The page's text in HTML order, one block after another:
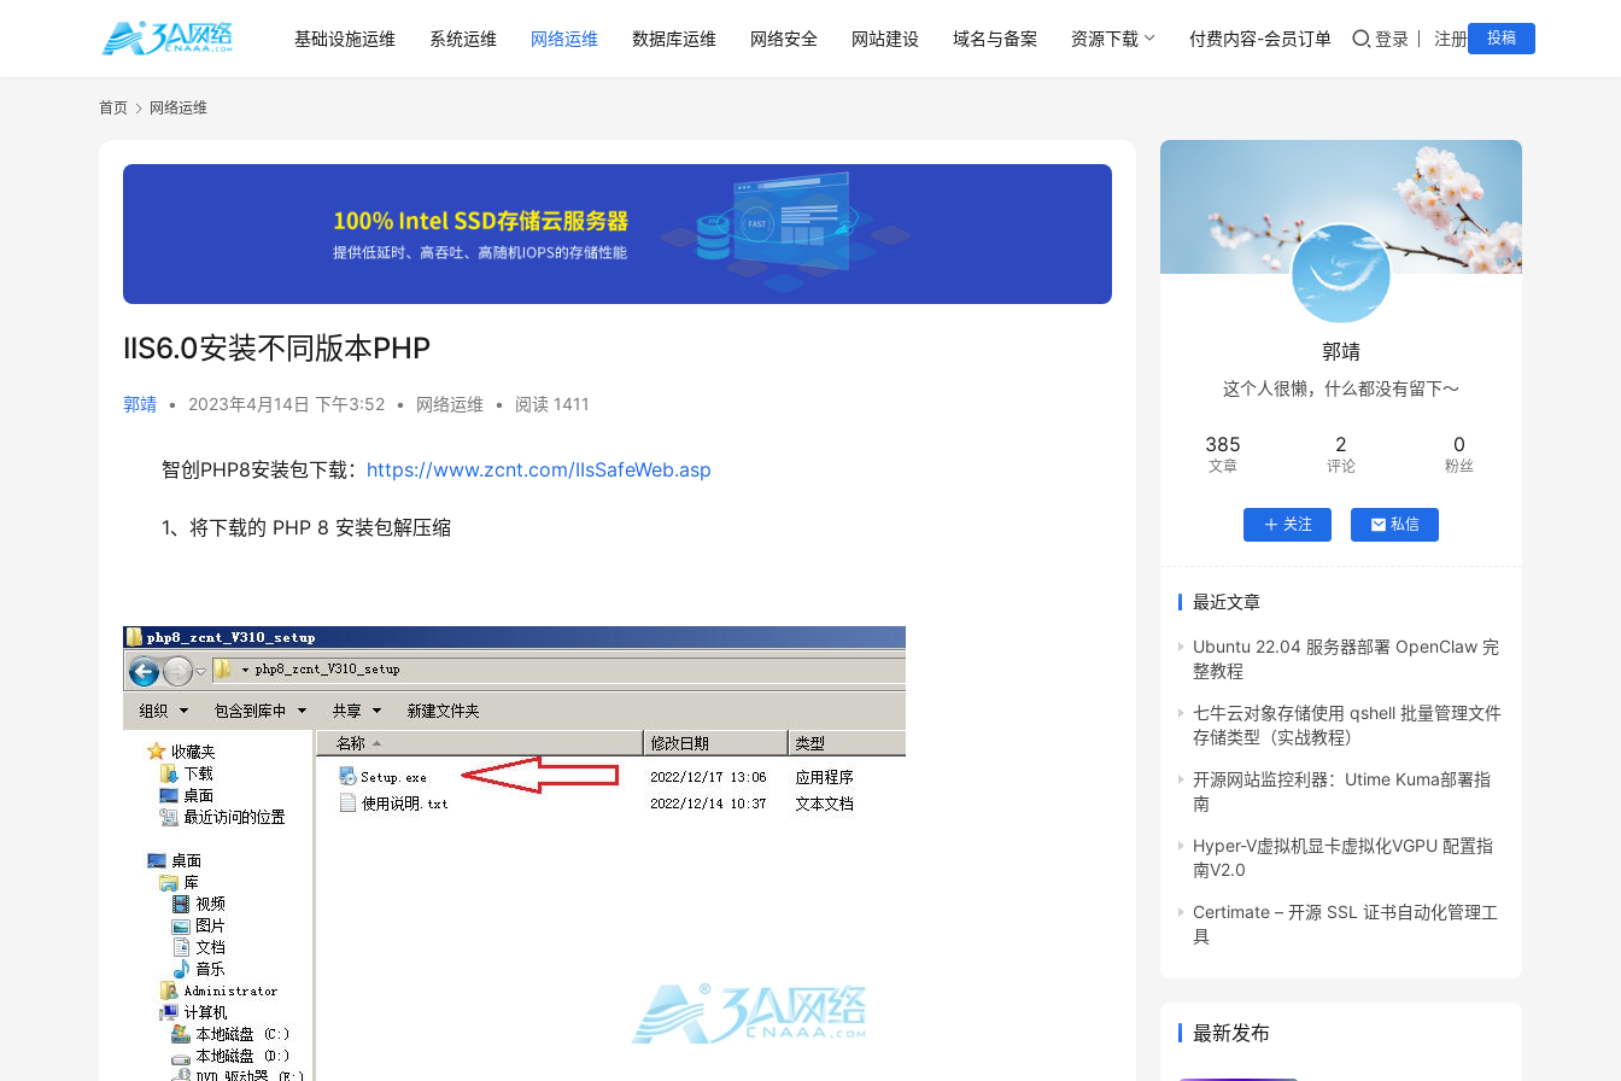
基础设施运维 系统运维 网络运维 数据库运维 网络安全 网站建设 域名与备案 资源下载 付费内容-会员订单 登录 注册 投稿
首页 网络运维
IIS6.0安装不同版本PHP
郭靖 • 2023年4月14日 下午3:52 • 网络运维 • 阅读 1411
智创PHP8安装包下载： https://www.zcnt.com/IIsSafeWeb.asp
1、将下载的 PHP 8 安装包解压缩
郭靖
这个人很懒，什么都没有留下～
385
文章
2
评论
0
粉丝
关注 私信
最近文章
Ubuntu 22.04 服务器部署 OpenClaw 完
整教程
七牛云对象存储使用 qshell 批量管理文件
存储类型（实战教程）
开源网站监控利器：Utime Kuma部署指
南
Hyper-V虚拟机显卡虚拟化VGPU 配置指
南V2.0
Certimate – 开源 SSL 证书自动化管理工
具
最新发布